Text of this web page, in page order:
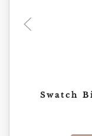
Swatch